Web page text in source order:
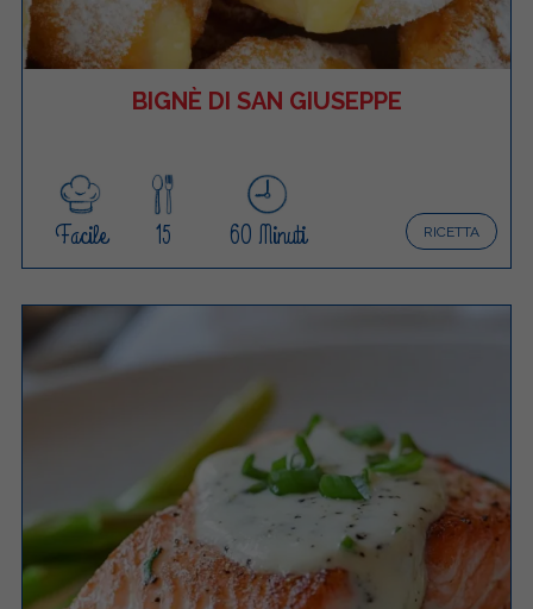
BIGNÈ DI SAN GIUSEPPE
RICETTA
Facile 15 60 Minuti